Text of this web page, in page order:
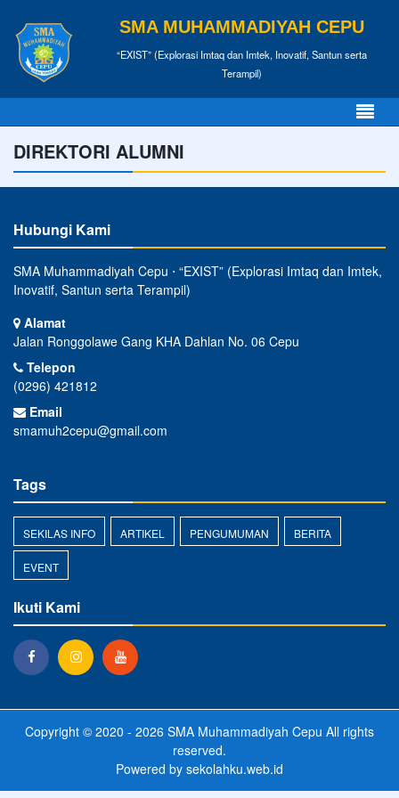
SMA MUHAMMADIYAH CEPU
“EXIST” (Explorasi Imtaq dan Imtek, Inovatif, Santun serta
Terampil)
DIREKTORI ALUMNI
Hubungi Kami
SMA Muhammadiyah Cepu ⋅ “EXIST” (Explorasi Imtaq dan Imtek,
Inovatif, Santun serta Terampil)
Alamat
Jalan Ronggolawe Gang KHA Dahlan No. 06 Cepu
Telepon
(0296) 421812
Email
smamuh2cepu@gmail.com
Tags
SEKILAS INFO ARTIKEL PENGUMUMAN BERITA
EVENT
Ikuti Kami
Copyright © 2020 - 2026 SMA Muhammadiyah Cepu All rights
reserved.
Powered by sekolahku.web.id